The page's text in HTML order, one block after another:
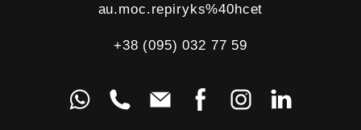
au.moc.repiryks%40hcet
+38 (095) 032 77 59